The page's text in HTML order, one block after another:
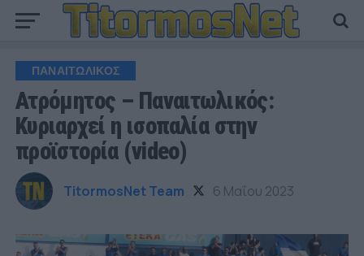
ΠΑΝΑΙΤΩΛΙΚΟΣ
Ατρόμητος – Παναιτωλικός:
Κυριαρχεί η ισοπαλία στην
προϊστορία (video)
TitormosNet Team 6 Μαΐου 2023